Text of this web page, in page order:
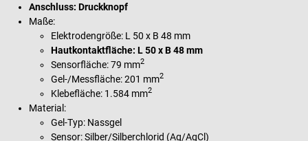
Anschluss: Druckknopf
Maße:
Elektrodengröße: L 50 x B 48 mm
Hautkontaktfläche: L 50 x B 48 mm
Sensorfläche: 79 mm2
Gel-/Messfläche: 201 mm2
Klebefläche: 1.584 mm2
Material:
Gel-Typ: Nassgel
Sensor: Silber/Silberchlorid (Ag/AgCl)